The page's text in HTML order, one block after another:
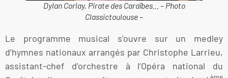
Dylan Corlay, Pirate des Caraïbes… – Photo
Classictoulouse –
Le programme musical s’ouvre sur un medley
d’hymnes nationaux arrangés par Christophe Larrieu,
assistant-chef d’orchestre à l’Opéra national du